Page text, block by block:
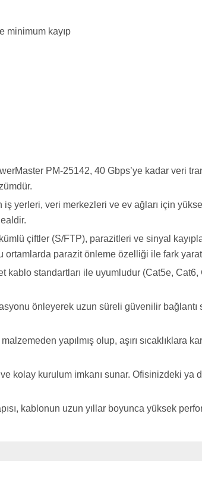
minimum kayıp
PM-25142, 40 Gbps’ye kadar veri
yerleri, veri merkezleri ve ev ağları için
çiftler (S/FTP), parazitleri ve sinyal
parazit önleme özelliği ile fark
kablo standartları ile uyumludur (Cat5e,
önleyerek uzun süreli güvenilir bağlantı
yapılmış olup, aşırı sıcaklıklara
kurulum imkanı sunar. Ofisinizdeki ya
kablonun uzun yıllar boyunca yüksek